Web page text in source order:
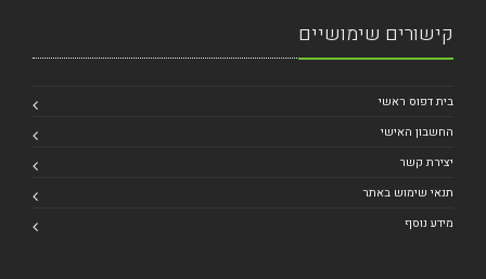
קישורים שימושיים
בית דפוס ראשי
החשבון האישי
יצירת קשר
תנאי שימוש באתר
מידע נוסף